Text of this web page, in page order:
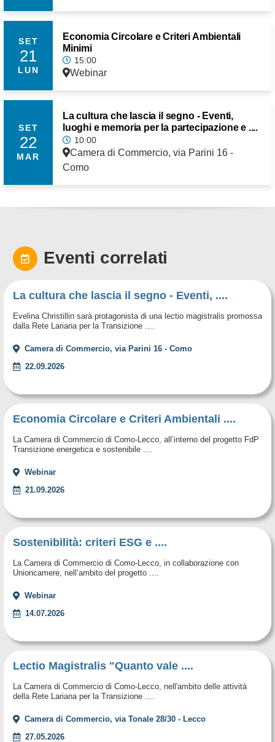
SET
21
LUN
Economia Circolare e Criteri Ambientali
Minimi
15:00
Webinar
SET
22
MAR
La cultura che lascia il segno - Eventi,
luoghi e memoria per la partecipazione e ....
10:00
Camera di Commercio, via Parini 16 -
Como
Eventi correlati
La cultura che lascia il segno - Eventi, ....
Evelina Christillin sarà protagonista di una lectio magistralis promossa
dalla Rete Lariana per la Transizione ....
Camera di Commercio, via Parini 16 - Como
22.09.2026
Economia Circolare e Criteri Ambientali ....
La Camera di Commercio di Como-Lecco, all’interno del progetto FdP
Transizione energetica e sostenibile ....
Webinar
21.09.2026
Sostenibilità: criteri ESG e ....
La Camera di Commercio di Como-Lecco, in collaborazione con
Unioncamere, nell’ambito del progetto ....
Webinar
14.07.2026
Lectio Magistralis "Quanto vale ....
La Camera di Commercio di Como-Lecco, nell'ambito delle attività
della Rete Lariana per la Transizione ....
Camera di Commercio, via Tonale 28/30 - Lecco
27.05.2026